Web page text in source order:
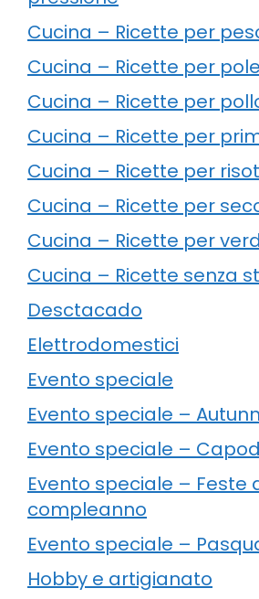
Cucina – Ricette per
Cucina – Ricette per
Cucina – Ricette per
Cucina – Ricette per
Cucina – Ricette per
Cucina – Ricette per
Cucina – Ricette per
Cucina – Ricette senza
Desctacado
Elettrodomestici
Evento speciale
Evento speciale –
Evento speciale –
Evento speciale – Feste
compleanno
Evento speciale –
Hobby e artigianato